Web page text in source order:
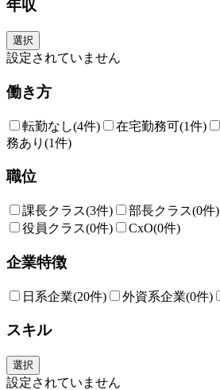
年収
選択
設定されていません
働き方
転勤なし(4件) 在宅勤務可(1件)
務あり (1件)
職位
課長クラス(3件) 部長クラス(0件)
役員クラス(0件) CxO(0件)
企業特徴
日系企業(20件) 外資系企業(0件)
スキル
選択
設定されていません